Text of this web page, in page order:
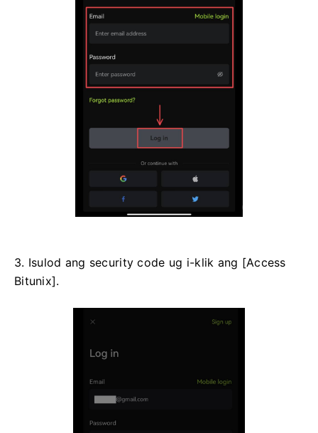
3. Isulod ang security code ug i-klik ang [Access
Bitunix].